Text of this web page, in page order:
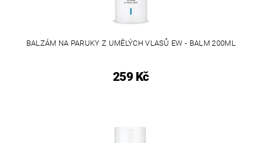
BALZÁM NA PARUKY Z UMĚLÝCH VLASŮ EW - BALM 200ML
259 Kč